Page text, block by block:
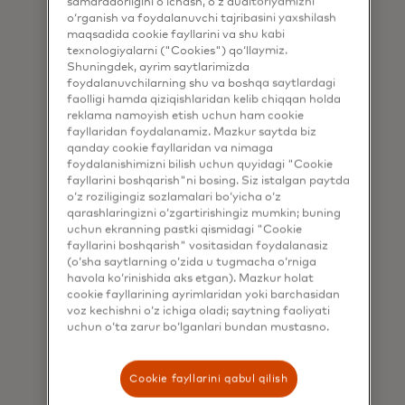
uchta asosiy narsani xohlashadi:
tanlov, qulaylik va xavfsizlik va ular
ushbu elementlarni qo'llab-
quvvatlaydigan to'lov yechimlarini
xohlashadi.
Respondentlarning aksariyati
to'lov usullarini tanlash va
moslashuvchanlikka katta
ahamiyat berib, bizneslar bir
nechta to'lov usullarini taqdim
etishini kutishadi, bu esa to'lov
usullarining xilma-xilligiga bo'lgan
kuchli talabni ko'rsatadi.
Biroq, respondentlarning atigi 51
foizi ularga tez-tez o'zlari xohlagan
berilishini his qilishadi. Bu
biznesning ushbu talablarga doimiy
o‘rganish va foydalanuvchi tajribasini yaxshilash
maqsadida cookie fayllarini va shu kabi
texnologiyalarni ("Cookies") qo‘llaymiz.
Shuningdek, ayrim saytlarimizda
foydalanuvchilarning shu va boshqa saytlardagi
faolligi hamda qiziqishlaridan kelib chiqqan holda
reklama namoyish etish uchun ham cookie
fayllaridan foydalanamiz. Mazkur saytda biz
qanday cookie fayllaridan va nimaga
foydalanishimizni bilish uchun quyidagi "Cookie
fayllarini boshqarish"ni bosing. Siz istalgan paytda
o‘z roziligingiz sozlamalari bo‘yicha o‘z
qarashlaringizni o‘zgartirishingiz mumkin; buning
uchun ekranning pastki qismidagi "Cookie
fayllarini boshqarish" vositasidan foydalanasiz
(o‘sha saytlarning o‘zida u tugmacha o‘rniga
havola ko‘rinishida aks etgan). Mazkur holat
cookie fayllarining ayrimlaridan yoki barchasidan
voz kechishni o‘z ichiga oladi; saytning faoliyati
uchun o‘ta zarur bo‘lganlari bundan mustasno.
Cookie fayllarini qabul qilish